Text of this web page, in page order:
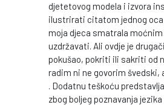
djetetovog modela i izvora
ilustrirati citatom jednog oca
moja djeca smatrala
uzdržavati. Ali ovdje je
pokušao, pokriti ili sakriti od
radim ni ne govorim švedski,
. Dodatnu teškoću
zbog boljeg poznavanja